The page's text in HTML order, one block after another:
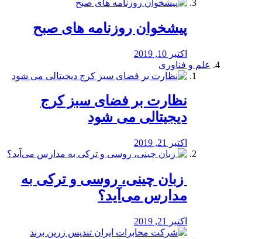
پیشخوان روزنامه های صبح
اکتبر 10, 2019
علم و فناوری
نظارت بر فضای سبز کرج
دیجیتالی می شود
اکتبر 21, 2019
️ زبان چینی، روسی و ترکی به
مدارس می‌آید؟
اکتبر 21, 2019